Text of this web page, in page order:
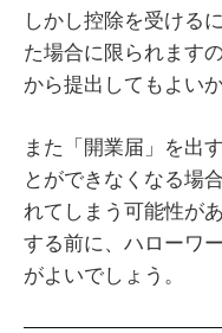
しかし控除を受ける
た場合に限られます
から提出してもよい
また「開業届」を出
とができなくなる場
れてしまう可能性が
する前に、ハローワ
がよいでしょう。